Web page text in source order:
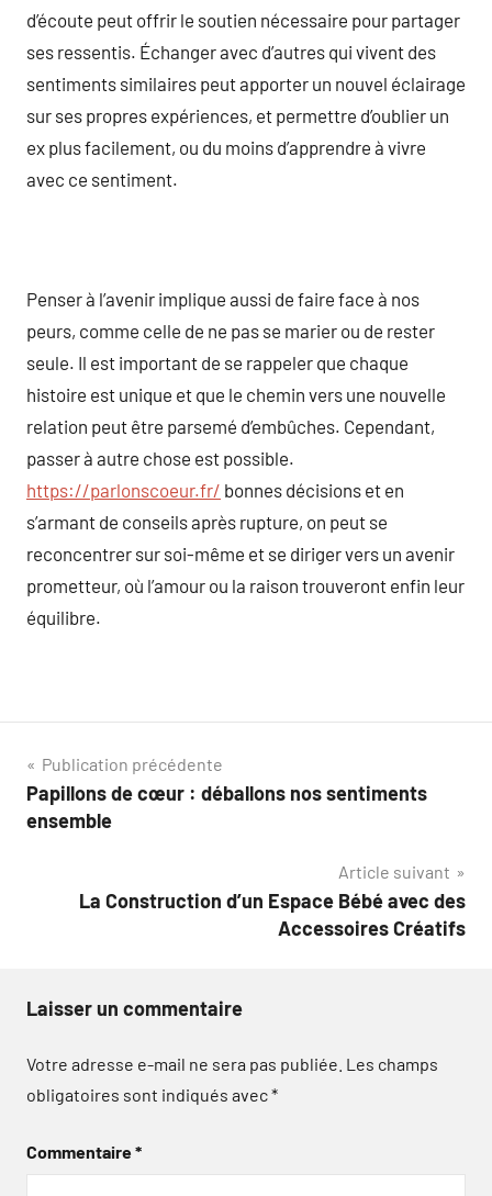
d’écoute peut offrir le soutien nécessaire pour partager
ses ressentis. Échanger avec d’autres qui vivent des
sentiments similaires peut apporter un nouvel éclairage
sur ses propres expériences, et permettre d’oublier un
ex plus facilement, ou du moins d’apprendre à vivre
avec ce sentiment.
Penser à l’avenir implique aussi de faire face à nos
peurs, comme celle de ne pas se marier ou de rester
seule. Il est important de se rappeler que chaque
histoire est unique et que le chemin vers une nouvelle
relation peut être parsemé d’embûches. Cependant,
passer à autre chose est possible.
https://parlonscoeur.fr/ bonnes décisions et en
s’armant de conseils après rupture, on peut se
reconcentrer sur soi-même et se diriger vers un avenir
prometteur, où l’amour ou la raison trouveront enfin leur
équilibre.
Navigation
de
Publication précédente
Papillons de cœur : déballons nos sentiments
ensemble
Article suivant
La Construction d’un Espace Bébé avec des
Accessoires Créatifs
Laisser un commentaire
Votre adresse e-mail ne sera pas publiée. Les champs
obligatoires sont indiqués avec*
Commentaire*